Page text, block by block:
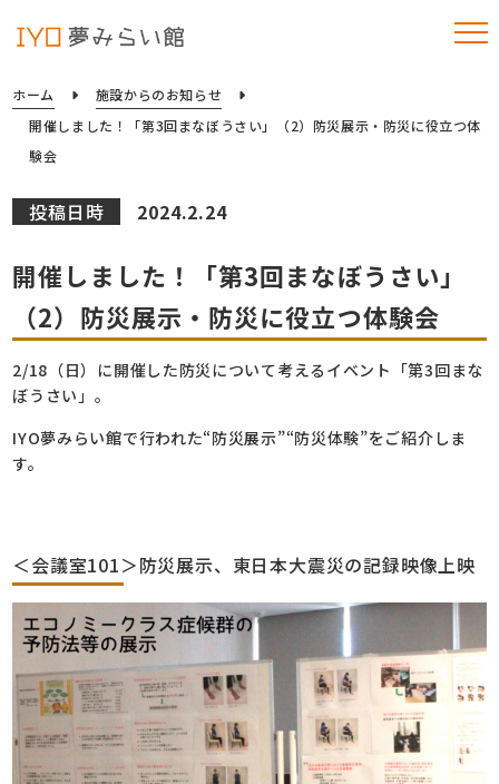
ホーム
施設からのお知らせ
開催しました！「第3回まなぼうさい」（2）防災展示・防災に役立つ体
験会
投稿日時 2024.2.24
開催しました！「第3回まなぼうさい」
（2）防災展示・防災に役立つ体験会
2/18（日）に開催した防災について考えるイベント「第3回まな
ぼうさい」。
IYO夢みらい館で行われた“防災展示”“防災体験”をご紹介しま
す。
＜会議室101＞防災展示、東日本大震災の記録映像上映